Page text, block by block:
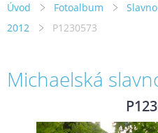
Úvod Fotoalbum
2012
P1230573
Michaelská